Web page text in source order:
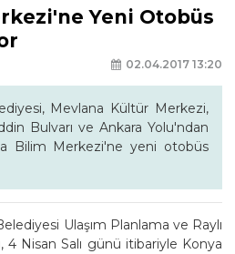
Yeni Otobüs
02.04.2017 13:20
Mevlana Kültür Merkezi,
Bulvarı ve Ankara Yolu'ndan
Bilim Merkezi'ne yeni otobüs
Ulaşım Planlama ve Raylı
4 Nisan Salı günü itibariyle Konya